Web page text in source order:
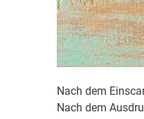
Nach dem
Nach dem